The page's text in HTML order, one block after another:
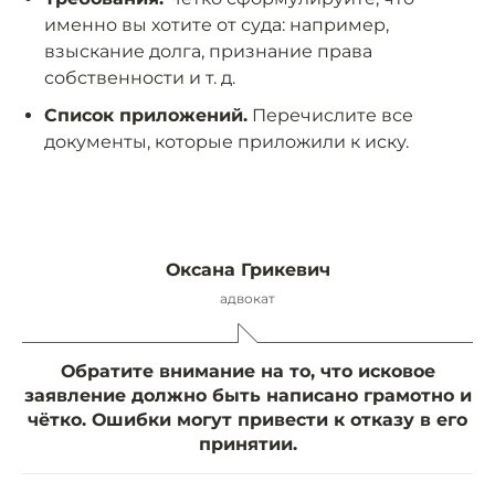
именно вы хотите от суда: например,
взыскание долга, признание права
собственности и т. д.
Список приложений. Перечислите все
документы, которые приложили к иску.
Оксана Грикевич
адвокат
Обратите внимание на то, что исковое
заявление должно быть написано грамотно и
чётко. Ошибки могут привести к отказу в его
принятии.